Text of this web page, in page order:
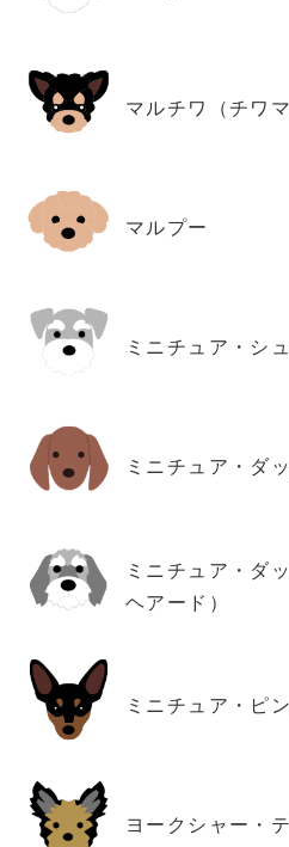
マルチワ（チワマ
マルプー
ミニチュア・シ
ミニチュア・ダ
ミニチュア・ダ
ヘアード）
ミニチュア・ピ
ヨークシャー・